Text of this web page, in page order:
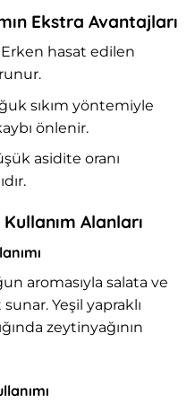
Ekstra Avantajları
hasat edilen
sıkım yöntemiyle
önlenir.
asidite oranı
Alanları
aromasıyla salata ve
Yeşil yapraklı
zeytinyağının